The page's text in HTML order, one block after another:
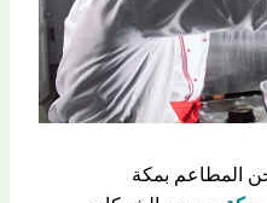
المطاعم بمكة